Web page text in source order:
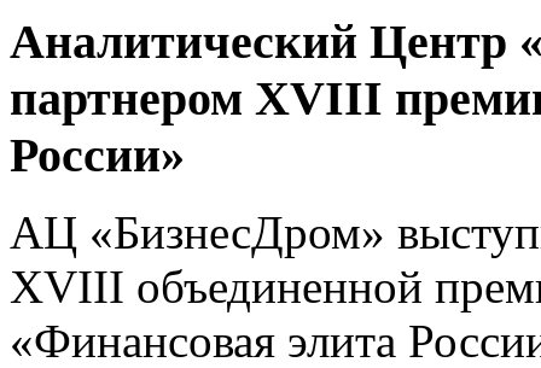
Аналитический Центр
партнером XVIII
России»
АЦ «БизнесДром»
XVIII объединенной
«Финансовая элита